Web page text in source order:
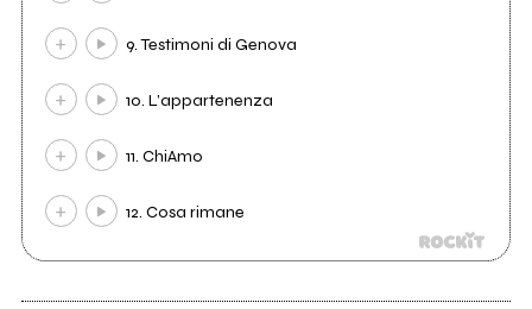
9. Testimoni di Genova
10. L’appartenenza
11. ChiAmo
12. Cosa rimane